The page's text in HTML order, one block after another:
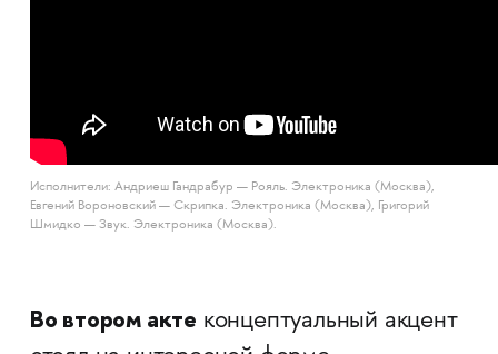
Исполнители: Андриеш Гандрабур — Рояль. Электроника (Москва),
Евгений Вороновский — Скрипка. Электроника (Москва), Григорий
Шмидко — Звук. Электроника (Москва).
Во втором акте концептуальный акцент